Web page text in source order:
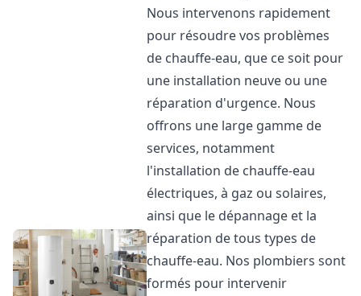
Nous intervenons rapidement
pour résoudre vos problèmes
de chauffe-eau, que ce soit pour
une installation neuve ou une
réparation d'urgence. Nous
offrons une large gamme de
services, notamment
l'installation de chauffe-eau
électriques, à gaz ou solaires,
ainsi que le dépannage et la
réparation de tous types de
chauffe-eau. Nos plombiers sont
formés pour intervenir